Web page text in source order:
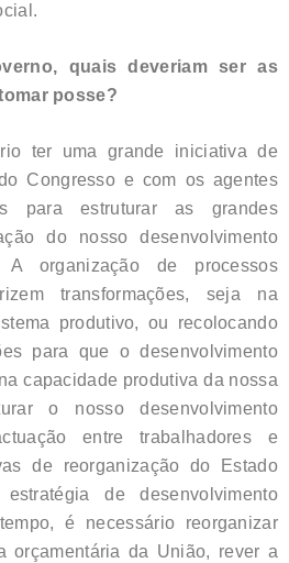
quais deveriam ser as
posse?
ter uma grande iniciativa de
Congresso e com os agentes
para estruturar as grandes
do nosso desenvolvimento
organização de processos
transformações, seja na
produtivo, ou recolocando
para que o desenvolvimento
capacidade produtiva da nossa
o nosso desenvolvimento
entre trabalhadores e
de reorganização do Estado
de desenvolvimento
é necessário reorganizar
orçamentária da União, rever a